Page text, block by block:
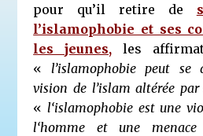
pour qu’il retire de
l’islamophobie et ses
les jeunes, les
« l’islamophobie peut se
vision de l’islam altérée par
« l‘islamophobie est une
l‘homme et une